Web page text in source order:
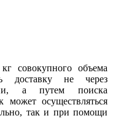
совокупного объема
доставку не через
а путем поиска
осуществляться
так и при помощи